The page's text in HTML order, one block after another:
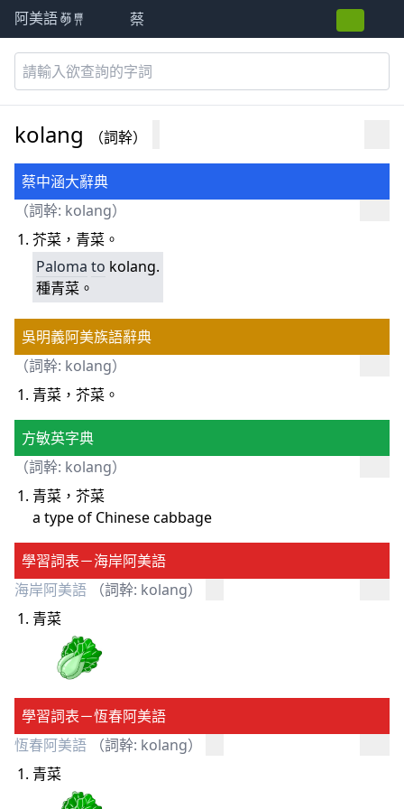
阿美語萌典 蔡
kolang （詞幹）
蔡中涵大辭典
（詞幹: kolang）
芥菜，青菜。
Paloma to kolang.
種青菜。
吳明義阿美族語辭典
（詞幹: kolang）
青菜，芥菜。
方敏英字典
（詞幹: kolang）
青菜，芥菜
a type of Chinese cabbage
學習詞表－海岸阿美語
海岸阿美語
（詞幹: kolang）
青菜
學習詞表－恆春阿美語
恆春阿美語
（詞幹: kolang）
青菜